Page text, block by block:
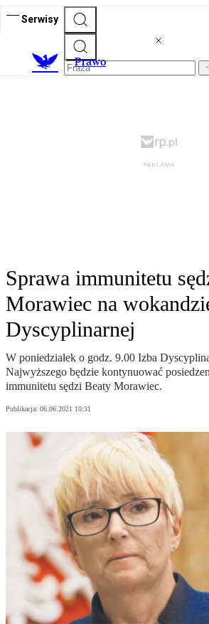
Serwisy
Prawo
Sprawa immunitetu
Morawiec na
Dyscyplinarnej
W poniedziałek o godz. 9.00 Izba
Najwyższego będzie kontynuować
immunitetu sędzi Beaty Morawiec.
Publikacja: 06.06.2021 10:31